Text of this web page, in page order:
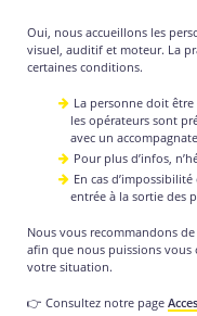
Oui, nous accueillons les
visuel, auditif et moteur. La
certaines conditions.
La personne doit
les opérateurs sont
avec un
Pour plus d’infos,
En cas
entrée à la sortie des
Nous vous recommandons
afin que nous puissions vous
votre situation.
👉 Consultez notre page